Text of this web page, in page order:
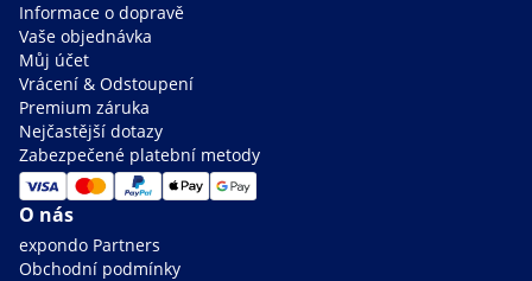
Informace o dopravě
Vaše objednávka
Můj účet
Vrácení & Odstoupení
Premium záruka
Nejčastější dotazy
Zabezpečené platební metody
O nás
expondo Partners
Obchodní podmínky